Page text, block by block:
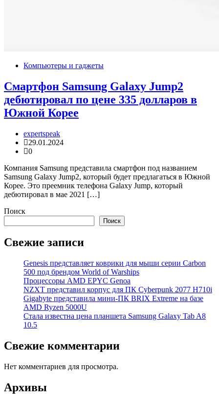
Компьютеры и гаджеты
Смартфон Samsung Galaxy Jump2
дебютировал по цене 335 долларов в
Южной Корее
expertspeak
29.01.2024
0
Компания Samsung представила смартфон под названием
Samsung Galaxy Jump2, который будет предлагаться в Южной
Корее. Это преемник телефона Galaxy Jump, который
дебютировал в мае 2021 […]
Поиск
Поиск
Свежие записи
Genesis представляет коврики для мыши серии Carbon
500 под брендом World of Warships
Процессоры AMD EPYC Genoa
NZXT представил корпус для ПК Cyberpunk 2077 H710i
Gigabyte представила мини-ПК BRIX Extreme на базе
AMD Ryzen 5000U
Стала известна цена планшета Samsung Galaxy Tab A8
10.5
Свежие комментарии
Нет комментариев для просмотра.
Архивы